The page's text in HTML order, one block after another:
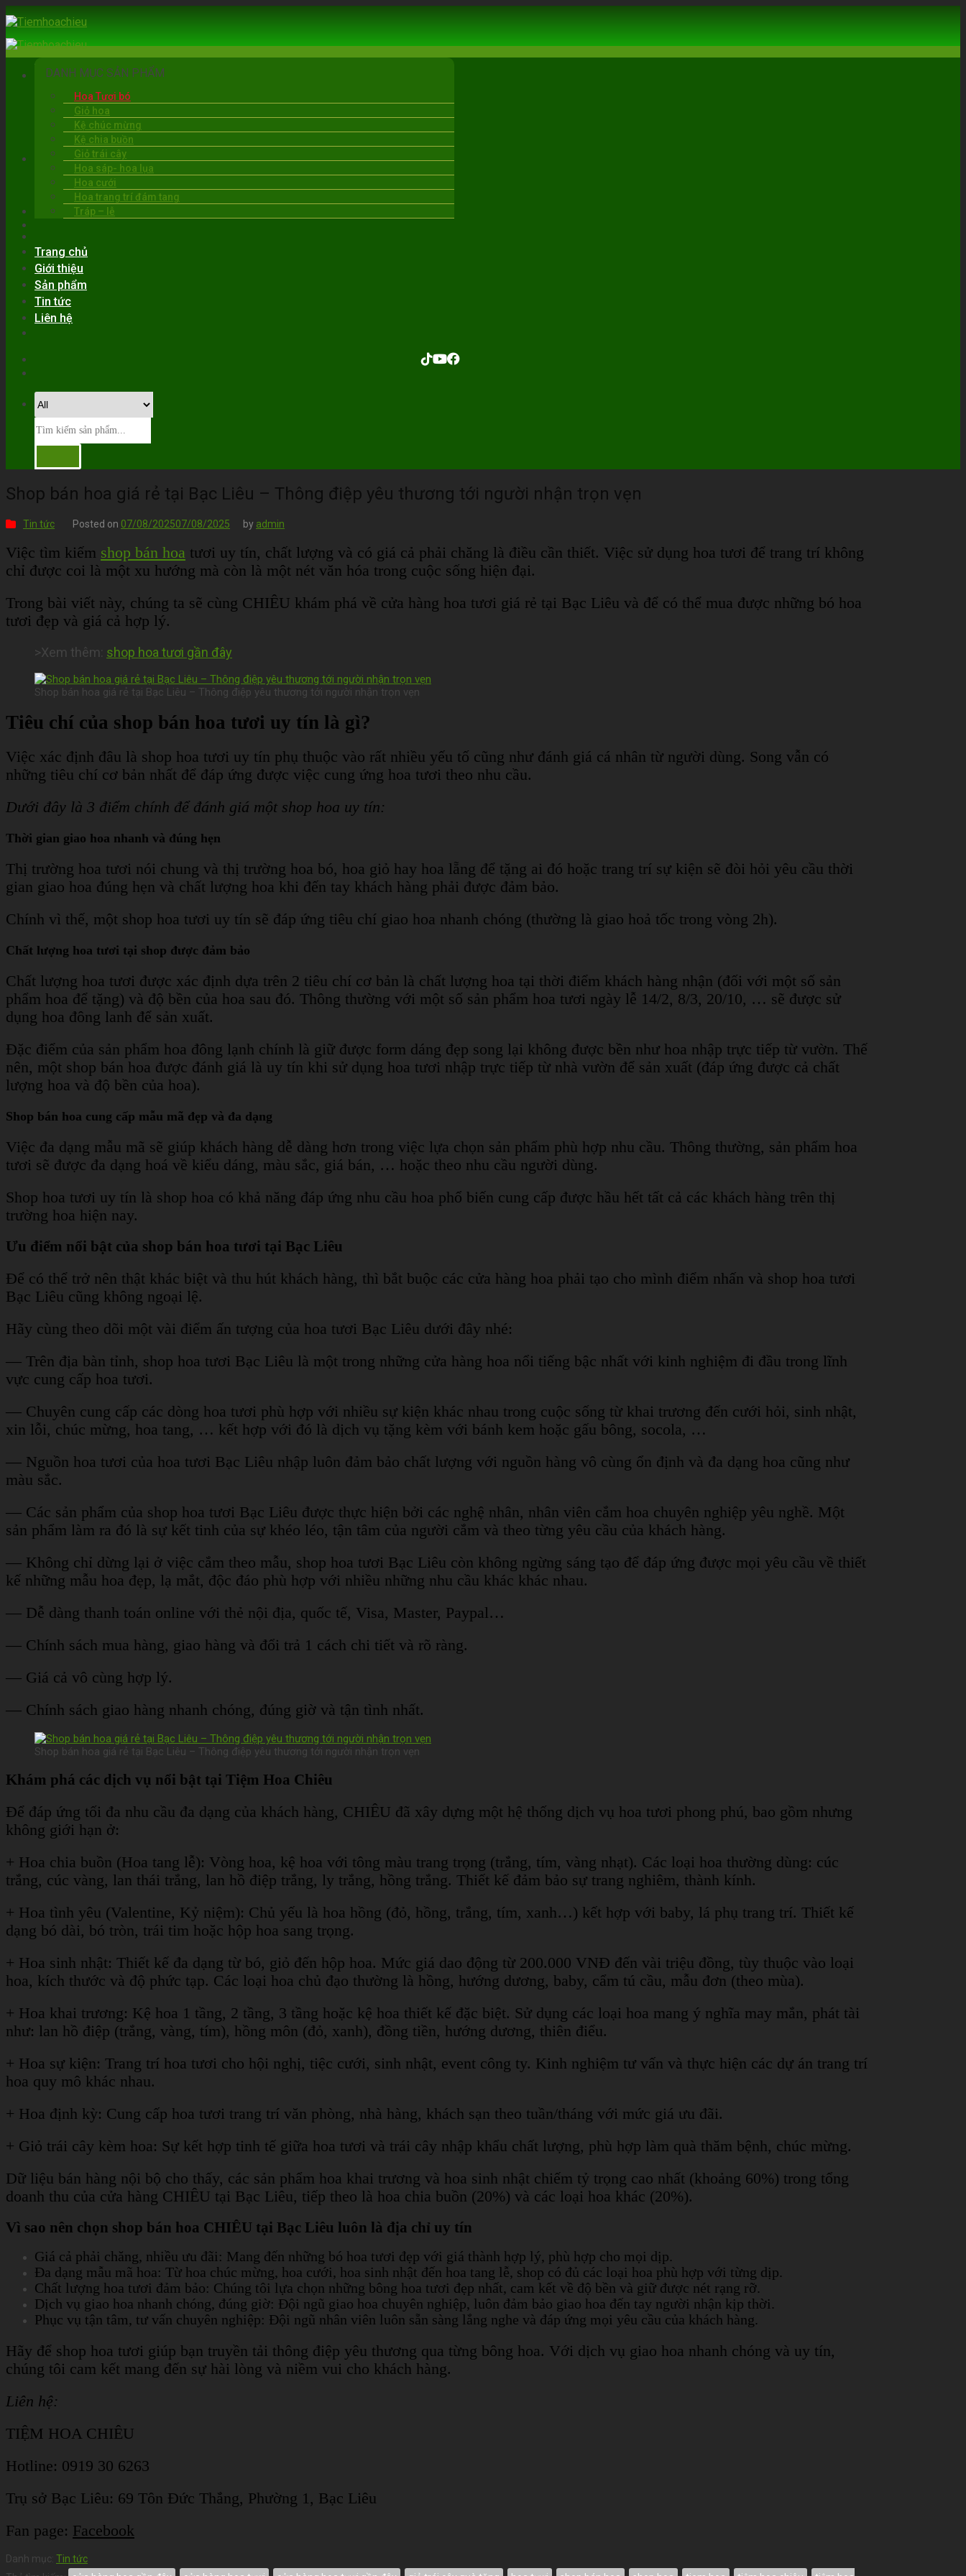
Skip
to
content
BẠC LIÊU
06:00 - 22:00
0919.30.6263
DANH MỤC SẢN PHẨM
Hoa Tươi bó
Giỏ hoa
Kệ chúc mừng
Kệ chia buồn
Giỏ trái cây
Hoa sáp- hoa lụa
Hoa cưới
Hoa trang trí đám tang
Tráp – lễ
Trang chủ
Giới thiệu
Sản phẩm
Tin tức
Liên hệ
Shop bán hoa giá rẻ tại Bạc Liêu – Thông điệp yêu thương tới người nhận trọn vẹn
Tin tức Posted on 07/08/202507/08/2025 by admin
Việc tìm kiếm shop bán hoa tươi uy tín, chất lượng và có giá cả phải chăng là điều cần thiết. Việc sử dụng hoa tươi để trang trí không
chỉ được coi là một xu hướng mà còn là một nét văn hóa trong cuộc sống hiện đại.
Trong bài viết này, chúng ta sẽ cùng CHIÊU khám phá về cửa hàng hoa tươi giá rẻ tại Bạc Liêu và để có thể mua được những bó hoa
tươi đẹp và giá cả hợp lý.
>Xem thêm: shop hoa tươi gần đây
Shop bán hoa giá rẻ tại Bạc Liêu – Thông điệp yêu thương tới người nhận trọn vẹn
Tiêu chí của shop bán hoa tươi uy tín là gì?
Việc xác định đâu là shop hoa tươi uy tín phụ thuộc vào rất nhiều yếu tố cũng như đánh giá cá nhân từ người dùng. Song vẫn có
những tiêu chí cơ bản nhất để đáp ứng được việc cung ứng hoa tươi theo nhu cầu.
Dưới đây là 3 điểm chính để đánh giá một shop hoa uy tín:
Thời gian giao hoa nhanh và đúng hẹn
Thị trường hoa tươi nói chung và thị trường hoa bó, hoa giỏ hay hoa lẵng để tặng ai đó hoặc trang trí sự kiện sẽ đòi hỏi yêu cầu thời
gian giao hoa đúng hẹn và chất lượng hoa khi đến tay khách hàng phải được đảm bảo.
Chính vì thế, một shop hoa tươi uy tín sẽ đáp ứng tiêu chí giao hoa nhanh chóng (thường là giao hoả tốc trong vòng 2h).
Chất lượng hoa tươi tại shop được đảm bảo
Chất lượng hoa tươi được xác định dựa trên 2 tiêu chí cơ bản là chất lượng hoa tại thời điểm khách hàng nhận (đối với một số sản
phẩm hoa để tặng) và độ bền của hoa sau đó. Thông thường với một số sản phẩm hoa tươi ngày lễ 14/2, 8/3, 20/10, … sẽ được sử
dụng hoa đông lanh để sản xuất.
Đặc điểm của sản phẩm hoa đông lạnh chính là giữ được form dáng đẹp song lại không được bền như hoa nhập trực tiếp từ vườn. Thế
nên, một shop bán hoa được đánh giá là uy tín khi sử dụng hoa tươi nhập trực tiếp từ nhà vườn để sản xuất (đáp ứng được cả chất
lượng hoa và độ bền của hoa).
Shop bán hoa cung cấp mẫu mã đẹp và đa dạng
Việc đa dạng mẫu mã sẽ giúp khách hàng dễ dàng hơn trong việc lựa chọn sản phẩm phù hợp nhu cầu. Thông thường, sản phẩm hoa
tươi sẽ được đa dạng hoá về kiểu dáng, màu sắc, giá bán, … hoặc theo nhu cầu người dùng.
Shop hoa tươi uy tín là shop hoa có khả năng đáp ứng nhu cầu hoa phổ biến cung cấp được hầu hết tất cả các khách hàng trên thị
trường hoa hiện nay.
Ưu điểm nổi bật của shop bán hoa tươi tại Bạc Liêu
Để có thể trở nên thật khác biệt và thu hút khách hàng, thì bắt buộc các cửa hàng hoa phải tạo cho mình điểm nhấn và shop hoa tươi
Bạc Liêu cũng không ngoại lệ.
Hãy cùng theo dõi một vài điểm ấn tượng của hoa tươi Bạc Liêu dưới đây nhé:
— Trên địa bàn tỉnh, shop hoa tươi Bạc Liêu là một trong những cửa hàng hoa nổi tiếng bậc nhất với kinh nghiệm đi đầu trong lĩnh
vực cung cấp hoa tươi.
— Chuyên cung cấp các dòng hoa tươi phù hợp với nhiều sự kiện khác nhau trong cuộc sống từ khai trương đến cưới hỏi, sinh nhật,
xin lỗi, chúc mừng, hoa tang, … kết hợp với đó là dịch vụ tặng kèm với bánh kem hoặc gấu bông, socola, …
— Nguồn hoa tươi của hoa tươi Bạc Liêu nhập luôn đảm bảo chất lượng với nguồn hàng vô cùng ổn định và đa dạng hoa cũng như
màu sắc.
— Các sản phẩm của shop hoa tươi Bạc Liêu được thực hiện bởi các nghệ nhân, nhân viên cắm hoa chuyên nghiệp yêu nghề. Một
sản phẩm làm ra đó là sự kết tinh của sự khéo léo, tận tâm của người cắm và theo từng yêu cầu của khách hàng.
— Không chỉ dừng lại ở việc cắm theo mẫu, shop hoa tươi Bạc Liêu còn không ngừng sáng tạo để đáp ứng được mọi yêu cầu về thiết
kế những mẫu hoa đẹp, lạ mắt, độc đáo phù hợp với nhiều những nhu cầu khác khác nhau.
— Dễ dàng thanh toán online với thẻ nội địa, quốc tế, Visa, Master, Paypal…
— Chính sách mua hàng, giao hàng và đổi trả 1 cách chi tiết và rõ ràng.
— Giá cả vô cùng hợp lý.
— Chính sách giao hàng nhanh chóng, đúng giờ và tận tình nhất.
Shop bán hoa giá rẻ tại Bạc Liêu – Thông điệp yêu thương tới người nhận trọn vẹn
Khám phá các dịch vụ nổi bật tại Tiệm Hoa Chiêu
Để đáp ứng tối đa nhu cầu đa dạng của khách hàng, CHIÊU đã xây dựng một hệ thống dịch vụ hoa tươi phong phú, bao gồm nhưng
không giới hạn ở:
+ Hoa chia buồn (Hoa tang lễ): Vòng hoa, kệ hoa với tông màu trang trọng (trắng, tím, vàng nhạt). Các loại hoa thường dùng: cúc
trắng, cúc vàng, lan thái trắng, lan hồ điệp trắng, ly trắng, hồng trắng. Thiết kế đảm bảo sự trang nghiêm, thành kính.
+ Hoa tình yêu (Valentine, Kỷ niệm): Chủ yếu là hoa hồng (đỏ, hồng, trắng, tím, xanh…) kết hợp với baby, lá phụ trang trí. Thiết kế
dạng bó dài, bó tròn, trái tim hoặc hộp hoa sang trọng.
+ Hoa sinh nhật: Thiết kế đa dạng từ bó, giỏ đến hộp hoa. Mức giá dao động từ 200.000 VNĐ đến vài triệu đồng, tùy thuộc vào loại
hoa, kích thước và độ phức tạp. Các loại hoa chủ đạo thường là hồng, hướng dương, baby, cẩm tú cầu, mẫu đơn (theo mùa).
+ Hoa khai trương: Kệ hoa 1 tầng, 2 tầng, 3 tầng hoặc kệ hoa thiết kế đặc biệt. Sử dụng các loại hoa mang ý nghĩa may mắn, phát tài
như: lan hồ điệp (trắng, vàng, tím), hồng môn (đỏ, xanh), đồng tiền, hướng dương, thiên điểu.
+ Hoa sự kiện: Trang trí hoa tươi cho hội nghị, tiệc cưới, sinh nhật, event công ty. Kinh nghiệm tư vấn và thực hiện các dự án trang trí
hoa quy mô khác nhau.
+ Hoa định kỳ: Cung cấp hoa tươi trang trí văn phòng, nhà hàng, khách sạn theo tuần/tháng với mức giá ưu đãi.
+ Giỏ trái cây kèm hoa: Sự kết hợp tinh tế giữa hoa tươi và trái cây nhập khẩu chất lượng, phù hợp làm quà thăm bệnh, chúc mừng.
Dữ liệu bán hàng nội bộ cho thấy, các sản phẩm hoa khai trương và hoa sinh nhật chiếm tỷ trọng cao nhất (khoảng 60%) trong tổng
doanh thu của cửa hàng CHIÊU tại Bạc Liêu, tiếp theo là hoa chia buồn (20%) và các loại hoa khác (20%).
Vì sao nên chọn shop bán hoa CHIÊU tại Bạc Liêu luôn là địa chỉ uy tín
Giá cả phải chăng, nhiều ưu đãi: Mang đến những bó hoa tươi đẹp với giá thành hợp lý, phù hợp cho mọi dịp.
Đa dạng mẫu mã hoa: Từ hoa chúc mừng, hoa cưới, hoa sinh nhật đến hoa tang lễ, shop có đủ các loại hoa phù hợp với từng dịp.
Chất lượng hoa tươi đảm bảo: Chúng tôi lựa chọn những bông hoa tươi đẹp nhất, cam kết về độ bền và giữ được nét rạng rỡ.
Dịch vụ giao hoa nhanh chóng, đúng giờ: Đội ngũ giao hoa chuyên nghiệp, luôn đảm bảo giao hoa đến tay người nhận kịp thời.
Phục vụ tận tâm, tư vấn chuyên nghiệp: Đội ngũ nhân viên luôn sẵn sàng lắng nghe và đáp ứng mọi yêu cầu của khách hàng.
Hãy để shop hoa tươi giúp bạn truyền tải thông điệp yêu thương qua từng bông hoa. Với dịch vụ giao hoa nhanh chóng và uy tín,
chúng tôi cam kết mang đến sự hài lòng và niềm vui cho khách hàng.
Liên hệ:
TIỆM HOA CHIÊU
Hotline: 0919 30 6263
Trụ sở Bạc Liêu: 69 Tôn Đức Thắng, Phường 1, Bạc Liêu
Fan page: Facebook
Danh mục: Tin tức